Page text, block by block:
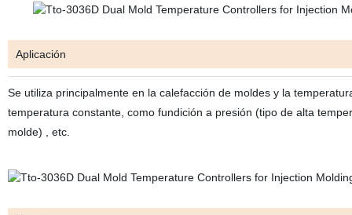
Aplicación
Se utiliza principalmente en la calefacción de moldes y la
temperatura constante, como fundición a presión (tipo de alta
molde)
, etc.